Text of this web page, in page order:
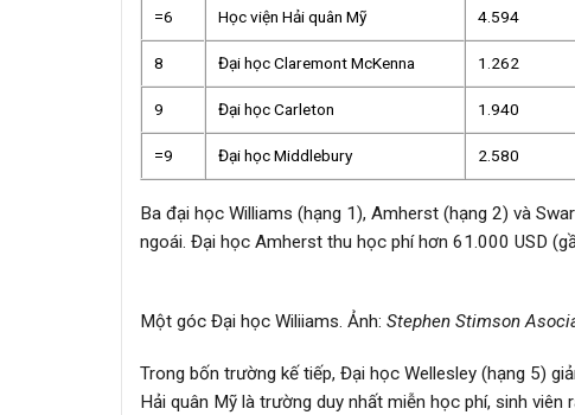
=6 Học viện Hải quân Mỹ 4.594
8 Đại học Claremont McKenna 1.262
9 Đại học Carleton 1.940
=9 Đại học Middlebury 2.580
Ba đại học Williams (hạng 1), Amherst (hạng 2) và
ngoái. Đại học Amherst thu học phí hơn 61.000 USD
Một góc Đại học Wiliiams. Ảnh: Stephen Stimson
Trong bốn trường kế tiếp, Đại học Wellesley (hạng 5)
Hải quân Mỹ là trường duy nhất miễn học phí, sinh